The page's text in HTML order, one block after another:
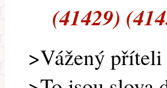
(41429)
>Vážený